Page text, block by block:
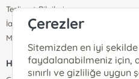
Teslimat Bilgileri
İade & Değişim
Mesafeli Satış Sözleşmesi
HİZMET & DESTEK
Çerezler
Sitemizden en iyi şekilde
faydalanabilmeniz için,
sınırlı ve gizliliğe uygun